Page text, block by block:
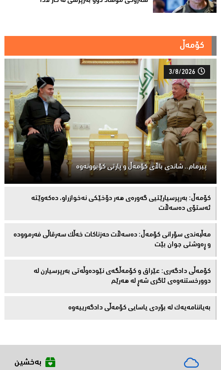
کۆمەڵ
3/8/2026
پیرمام.. شاندی باڵای كۆمه‌ڵ و پارتی كۆبوونه‌وه‌
كۆمەڵ: بەرپرسیارێتیی گەورەی هەر دۆخێکی نەخوازراو، دەكەوێتە
ئەستۆی دەسەڵات
مەڵبەندى سۆرانى کۆمەڵ: دەسەڵات حەزناکات خەڵک سەرقاڵى فەرموودە
و ڕەوشتى جوان بێت
کۆمەڵى دادگەرى: عێراق و كۆمەڵگەی نێودەوڵەتی بەرپرسیارن لە
دوورخستنەوەى ئاگری شەڕ لە هەرێم
بەیاننامەیەک لە بۆردی یاسایی کۆمەڵی دادگەرییەوە
بەخشین